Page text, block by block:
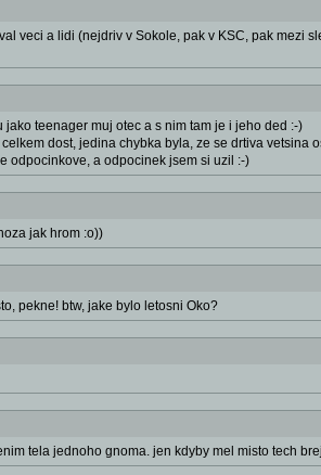
veci a lidi (nejdriv v Sokole, pak v KSC, pak mezi
teenager muj otec a s nim tam je i jeho ded :-)
dost, jedina chybka byla, ze se drtiva vetsina
odpocinkove, a odpocinek jsem si uzil :-)
jak hrom :o))
pekne! btw, jake bylo letosni Oko?
tela jednoho gnoma. jen kdyby mel misto tech